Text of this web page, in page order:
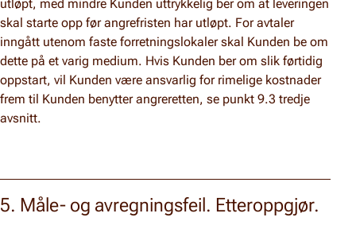
utløpt, med mindre Kunden uttrykkelig ber om at leveringen
skal starte opp før angrefristen har utløpt. For avtaler
inngått utenom faste forretningslokaler skal Kunden be om
dette på et varig medium. Hvis Kunden ber om slik førtidig
oppstart, vil Kunden være ansvarlig for rimelige kostnader
frem til Kunden benytter angreretten, se punkt 9.3 tredje
avsnitt.
5. Måle- og avregningsfeil. Etteroppgjør.